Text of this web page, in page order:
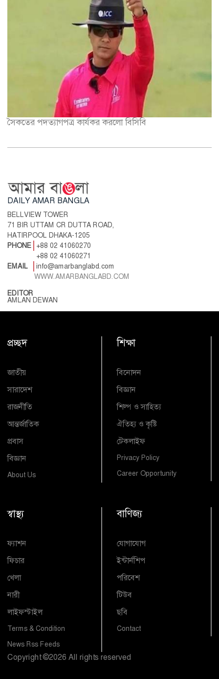
সৈকতের পদত্যাগপত্র কার্যকর করলো বিসিবি
DAILY AMAR BANGLA
BELLVIEW TOWER
71 BIR UTTAM CR DUTTA ROAD,
HATIRPOOL DHAKA-1205
PHONE
+88 02 41060270
+88 02 41060271
EMAIL
info@amarbanglabd.com
WWW.AMARBANGLABD.COM
EDITOR
AMLAN DEWAN
প্রচ্ছদ
জাতীয়
সারাদেশ
রাজনীতি
আন্তর্জাতিক
প্রবাস
বিজ্ঞান
About Us
শিক্ষা
বিনোদন
বিজ্ঞান
শিল্প ও সাহিত্য
ঐতিহ্য ও কৃষ্টি
টেকলাইফ
Privacy Policy
Career Opportunity
স্বাস্থ্য
ফ্যাশন
ফিচার
খেলা
নারী
লাইফস্টাইল
Terms & Condition
News Rss Feeds
বাণিজ্য
যোগাযোগ
ইন্টার্নশিপ
পরিবেশ
টিউব
ছবি
Contact
Copyright©2026 All rights reserved